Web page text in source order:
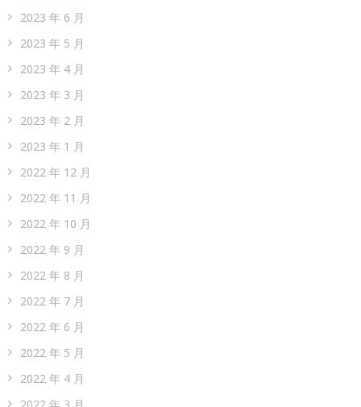
2023 年 6 月
2023 年 5 月
2023 年 4 月
2023 年 3 月
2023 年 2 月
2023 年 1 月
2022 年 12 月
2022 年 11 月
2022 年 10 月
2022 年 9 月
2022 年 8 月
2022 年 7 月
2022 年 6 月
2022 年 5 月
2022 年 4 月